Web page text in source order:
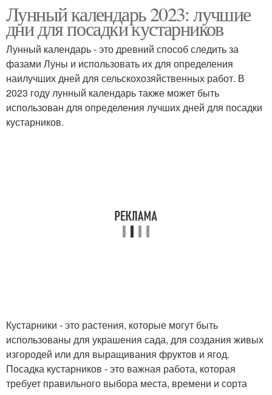
Лунный календарь 2023: лучшие
дни для посадки кустарников
Лунный календарь - это древний способ следить за
фазами Луны и использовать их для определения
наилучших дней для сельскохозяйственных работ. В
2023 году лунный календарь также может быть
использован для определения лучших дней для посадки
кустарников.
Кустарники - это растения, которые могут быть
использованы для украшения сада, для создания живых
изгородей или для выращивания фруктов и ягод.
Посадка кустарников - это важная работа, которая
требует правильного выбора места, времени и сорта